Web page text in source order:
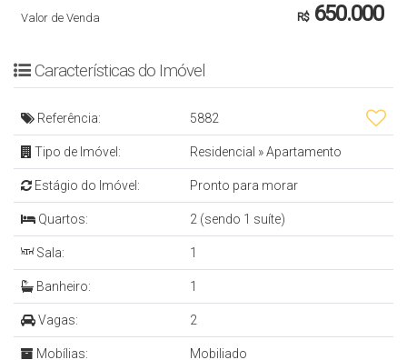
FGTS e parcelas que iniciam em R$ 6.088,00 e
Sugestão 2: R$ 136.000,00 entrada + R$ 59.000,00
FGTS e parcelas fixas de R$ 4.418,00
Cód 5882
- 1 Suíte + 1 Quarto
- Sala de Estar e Jantar
- Cozinha
R$650.000
Valor de Venda
Características do Imóvel
Referência: 5882
Tipo de Imóvel: Residencial »Apartamento
Estágio do Imóvel: Pronto para morar
Quartos: 2 (sendo 1 suíte)
Sala: 1
Banheiro: 1
Vagas: 2
Mobílias: Mobiliado